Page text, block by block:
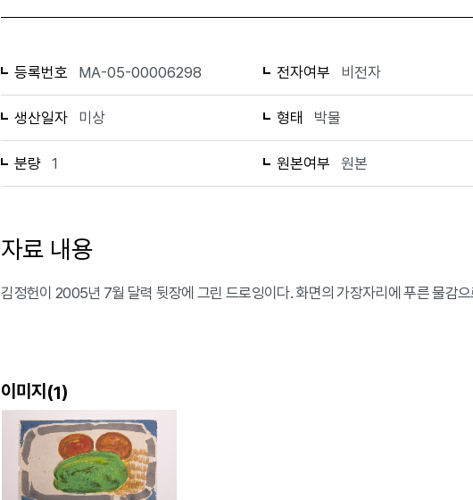
등록번호 MA-05-00006298 전자여부 비전자
생산일자 미상 형태 박물
분량 1 원본여부 원본
자료 내용
김정헌이 2005년 7월 달력 뒷장에 그린 드로잉이다. 화면의 가장자리에 푸른 물감
이미지(1)